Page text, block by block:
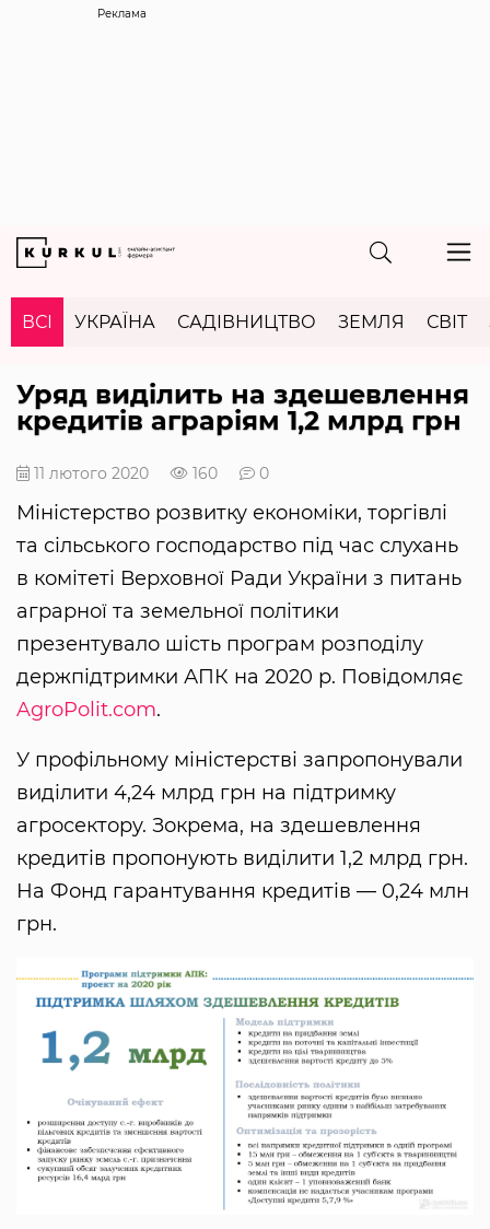
Реклама
ВСІ УКРАЇНА САДІВНИЦТВО ЗЕМЛЯ СВІТ
Уряд виділить на здешевлення
кредитів аграріям 1,2 млрд грн
11 лютого 2020 160 0
Міністерство розвитку економіки, торгівлі
та сільського господарство під час слухань
в комітеті Верховної Ради України з питань
аграрної та земельної політики
презентувало шість програм розподілу
держпідтримки АПК на 2020 р. Повідомляє
AgroPolit.com.
У профільному міністерстві запропонували
виділити 4,24 млрд грн на підтримку
агросектору. Зокрема, на здешевлення
кредитів пропонують виділити 1,2 млрд грн.
На Фонд гарантування кредитів — 0,24 млн
грн.